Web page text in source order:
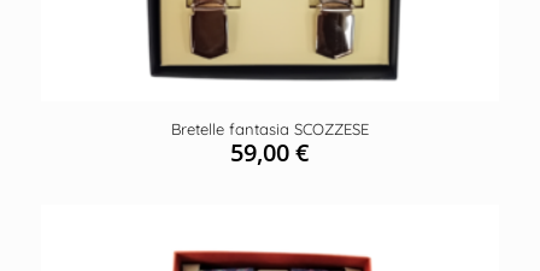
Bretelle fantasia SCOZZESE
59,00€